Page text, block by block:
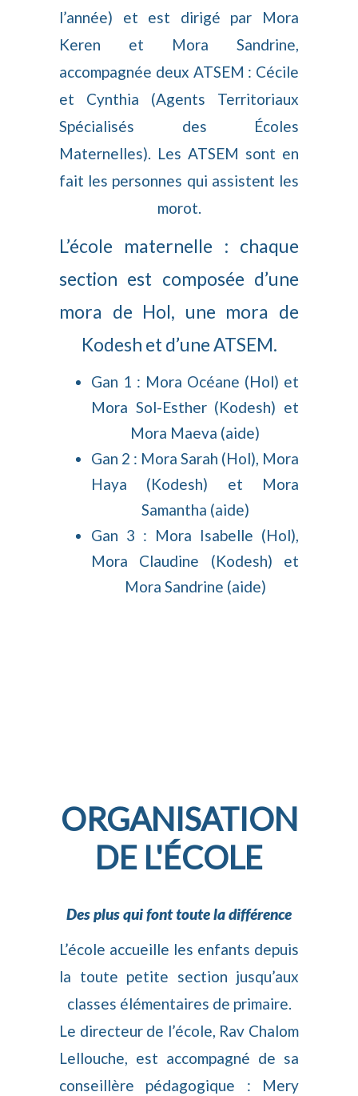
l’année) et est dirigé par Mora
Keren et Mora Sandrine,
accompagnée deux ATSEM : Cécile
et Cynthia (Agents Territoriaux
Spécialisés des Écoles
Maternelles). Les ATSEM sont en
fait les personnes qui assistent les
morot.
L’école maternelle : chaque
section est composée d’une
mora de Hol, une mora de
Kodesh et d’une ATSEM.
Gan 1 : Mora Océane (Hol) et
Mora Sol-Esther (Kodesh) et
Mora Maeva (aide)
Gan 2 : Mora Sarah (Hol), Mora
Haya (Kodesh) et Mora
Samantha (aide)
Gan 3 : Mora Isabelle (Hol),
Mora Claudine (Kodesh) et
Mora Sandrine (aide)
ORGANISATION
DE L'ÉCOLE
Des plus qui font toute la différence
L’école accueille les enfants depuis
la toute petite section jusqu’aux
classes élémentaires de primaire.
Le directeur de l’école, Rav Chalom
Lellouche, est accompagné de sa
conseillère pédagogique : Mery